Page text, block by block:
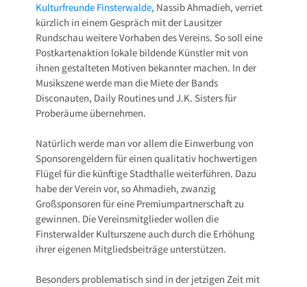
Kulturfreunde Finsterwalde, Nassib Ahmadieh, verriet
kürzlich in einem Gespräch mit der Lausitzer
Rundschau weitere Vorhaben des Vereins. So soll eine
Postkartenaktion lokale bildende Künstler mit von
ihnen gestalteten Motiven bekannter machen. In der
Musikszene werde man die Miete der Bands
Disconauten, Daily Routines und J.K. Sisters für
Proberäume übernehmen.
Natürlich werde man vor allem die Einwerbung von
Sponsorengeldern für einen qualitativ hochwertigen
Flügel für die künftige Stadthalle weiterführen. Dazu
habe der Verein vor, so Ahmadieh, zwanzig
Großsponsoren für eine Premiumpartnerschaft zu
gewinnen. Die Vereinsmitglieder wollen die
Finsterwalder Kulturszene auch durch die Erhöhung
ihrer eigenen Mitgliedsbeiträge unterstützen.
Besonders problematisch sind in der jetzigen Zeit mit